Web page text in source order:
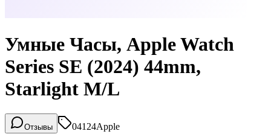
Умные Часы, Apple Watch
Series SE (2024) 44mm,
Starlight M/L
Отзывы 04124Apple